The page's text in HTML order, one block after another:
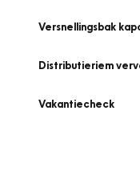
Versnellingsbak
Distributieriem
Vakantiecheck